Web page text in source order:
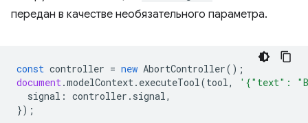
передан в качестве необязательного параметра.
const controller = new AbortController();
document.modelContext. executeTool(tool,
'{"text":
signal : controller . signal,
});